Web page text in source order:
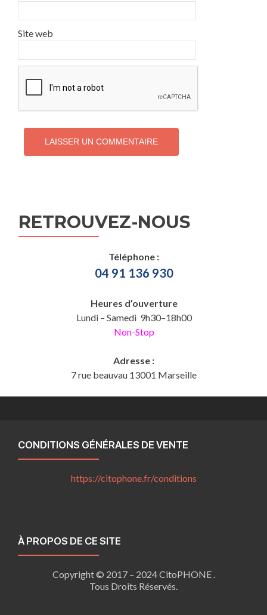
Site web
RETROUVEZ-NOUS
Téléphone :
04 91 136 930
Heures d’ouverture
Lundi – Samedi 9h30–18h00
Non-Stop
Adresse :
7 rue beauvau 13001 Marseille
CONDITIONS GÉNÉRALES DE VENTE
https://citophone.fr/conditions
À PROPOS DE CE SITE
Copyright © 2017 – 2024 CitoPHONE .
Tous Droits Réservés.